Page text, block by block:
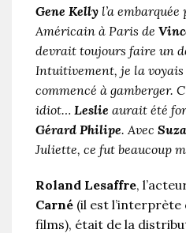
Gene Kelly l’a
Américain à Paris de
devrait toujours faire un
Intuitivement, je la voyais
commencé à gamberger.
idiot… Leslie aurait été
Gérard Philipe. Avec
Juliette, ce fut beaucoup
Roland Lesaffre,
Carné (il est l’interprète
films), était de la